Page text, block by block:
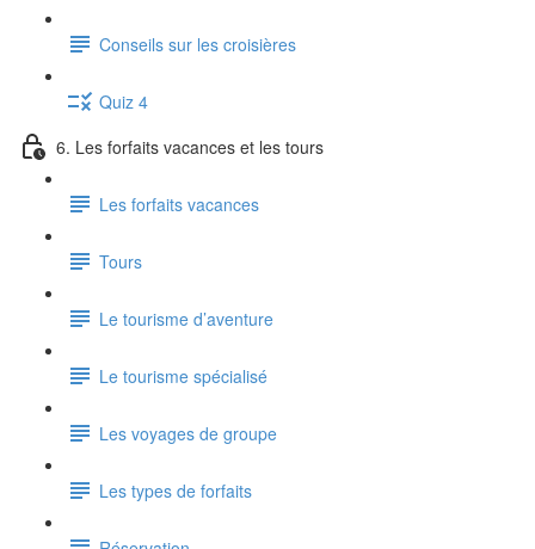
Conseils sur les croisières
Quiz 4
6. Les forfaits vacances et les tours
Les forfaits vacances
Tours
Le tourisme d’aventure
Le tourisme spécialisé
Les voyages de groupe
Les types de forfaits